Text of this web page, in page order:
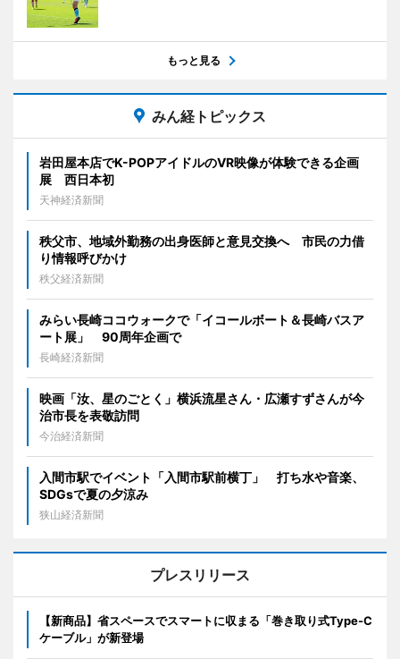
もっと見る
みん経トピックス
岩田屋本店でK-POPアイドルのVR映像が体験できる企画
展 西日本初
天神経済新聞
秩父市、地域外勤務の出身医師と意見交換へ 市民の力借
り情報呼びかけ
秩父経済新聞
みらい長崎ココウォークで「イコールボート＆長崎バスア
ート展」 90周年企画で
長崎経済新聞
映画「汝、星のごとく」横浜流星さん・広瀬すずさんが今
治市長を表敬訪問
今治経済新聞
入間市駅でイベント「入間市駅前横丁」 打ち水や音楽、
SDGsで夏の夕涼み
狭山経済新聞
プレスリリース
【新商品】省スペースでスマートに収まる「巻き取り式Type-C
ケーブル」が新登場